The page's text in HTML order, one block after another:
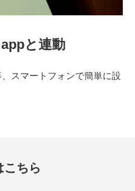
と連動​
スマートフォンで​簡単に設
こちら